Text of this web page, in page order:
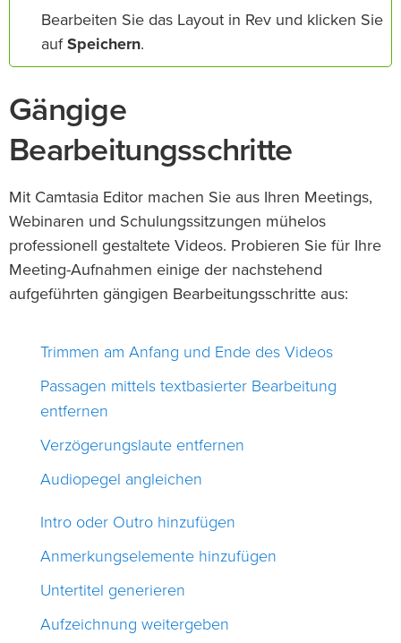
Bearbeiten Sie das Layout in Rev und klicken Sie
auf Speichern.
Gängige
Bearbeitungsschritte
Mit Camtasia Editor machen Sie aus Ihren Meetings,
Webinaren und Schulungssitzungen mühelos
professionell gestaltete Videos. Probieren Sie für Ihre
Meeting-Aufnahmen einige der nachstehend
aufgeführten gängigen Bearbeitungsschritte aus:
Trimmen am Anfang und Ende des Videos
Passagen mittels textbasierter Bearbeitung
entfernen
Verzögerungslaute entfernen
Audiopegel angleichen
Intro oder Outro hinzufügen
Anmerkungselemente hinzufügen
Untertitel generieren
Aufzeichnung weitergeben